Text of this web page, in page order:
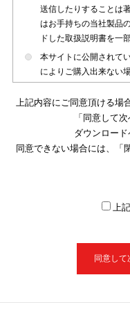
送信したりすることは
はお手持ちの当社製品
ドした取扱説明書を一
本サイトに公開されて
によりご購入出来ない
本サイトに公開されて
のものを掲載しており
る取扱説明書の記載内
後のマイナーチェンジ
トに公開されている取
使用上のご注意や安全
説明書が作成された時
上記内容にご同意頂ける場
「同意して
ダウンロード
同意できない場合には、「
上